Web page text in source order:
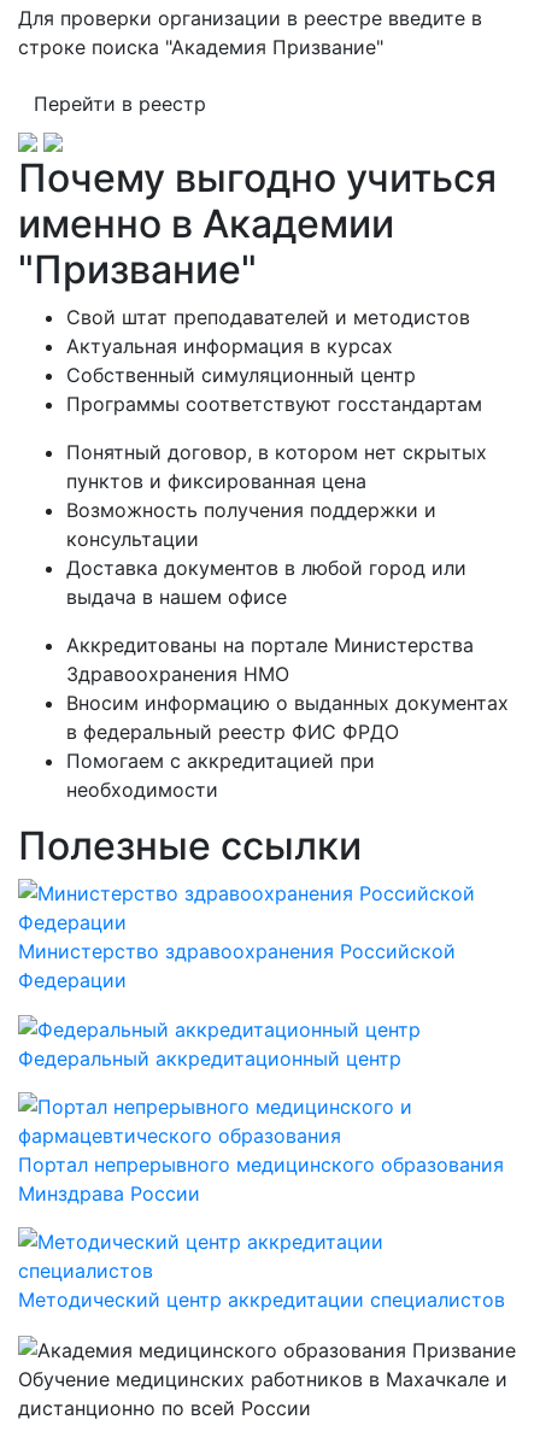
Для проверки организации в реестре введите в
строке поиска "Академия Призвание"
Перейти в реестр
Почему выгодно учиться
именно в Академии
"Призвание"
Свой штат преподавателей и методистов
Актуальная информация в курсах
Собственный симуляционный центр
Программы соответствуют госстандартам
Понятный договор, в котором нет скрытых
пунктов и фиксированная цена
Возможность получения поддержки и
консультации
Доставка документов в любой город или
выдача в нашем офисе
Аккредитованы на портале Министерства
Здравоохранения НМО
Вносим информацию о выданных документах
в федеральный реестр ФИС ФРДО
Помогаем с аккредитацией при
необходимости
Полезные ссылки
Министерство здравоохранения Российской
Федерации
Федеральный аккредитационный центр
Портал непрерывного медицинского образования
Минздрава России
Методический центр аккредитации специалистов
Обучение медицинских работников в Махачкале и
дистанционно по всей России